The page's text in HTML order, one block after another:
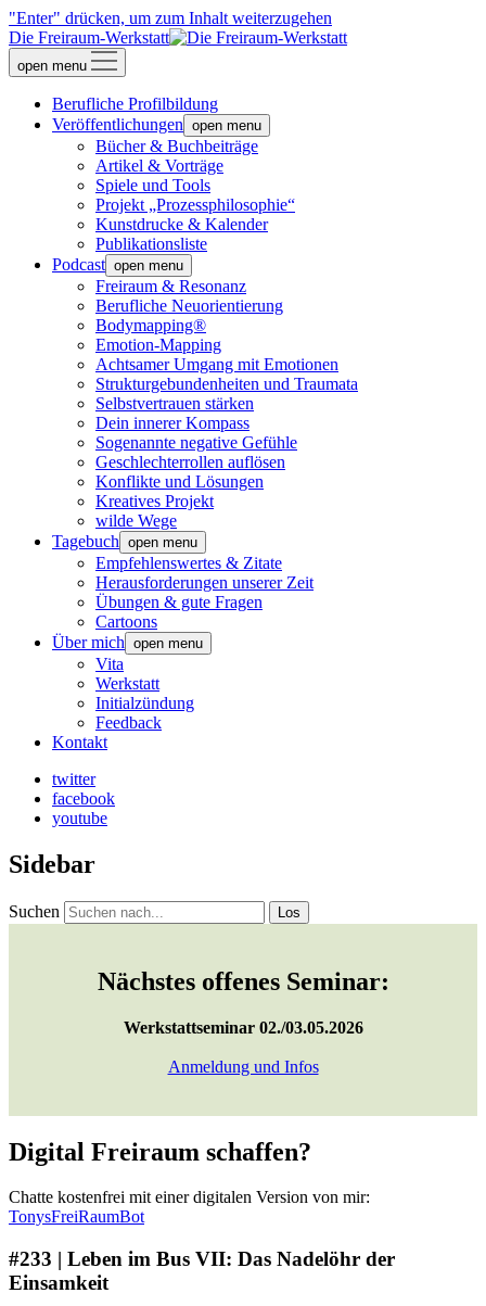
"Enter" drücken, um zum Inhalt weiterzugehen
Die Freiraum-Werkstatt
open menu
Berufliche Profilbildung
Veröffentlichungen open menu
Bücher & Buchbeiträge
Artikel & Vorträge
Spiele und Tools
Projekt „Prozessphilosophie“
Kunstdrucke & Kalender
Publikationsliste
Podcast open menu
Freiraum & Resonanz
Berufliche Neuorientierung
Bodymapping®
Emotion-Mapping
Achtsamer Umgang mit Emotionen
Strukturgebundenheiten und Traumata
Selbstvertrauen stärken
Dein innerer Kompass
Sogenannte negative Gefühle
Geschlechterrollen auflösen
Konflikte und Lösungen
Kreatives Projekt
wilde Wege
Tagebuch open menu
Empfehlenswertes & Zitate
Herausforderungen unserer Zeit
Übungen & gute Fragen
Cartoons
Über mich open menu
Vita
Werkstatt
Initialzündung
Feedback
Kontakt
twitter
facebook
youtube
Sidebar
Suchen
Nächstes offenes Seminar:
Werkstattseminar 02./03.05.2026
Anmeldung und Infos
Digital Freiraum schaffen?
Chatte kostenfrei mit einer digitalen Version von mir:
TonysFreiRaumBot
#233 | Leben im Bus VII: Das Nadelöhr der
Einsamkeit